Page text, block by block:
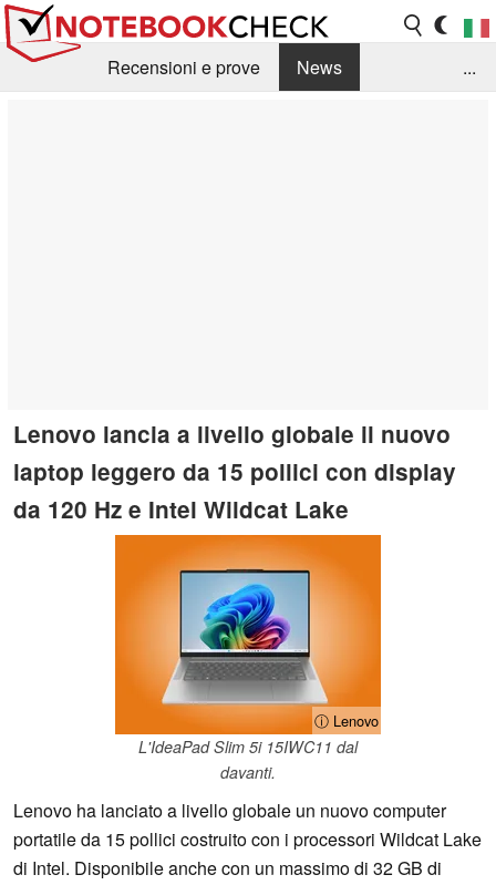
Recensioni e prove
News
...
Lenovo lancia a livello globale il nuovo
laptop leggero da 15 pollici con display
da 120 Hz e Intel Wildcat Lake
ⓘ Lenovo
L'IdeaPad Slim 5i 15IWC11 dal
davanti.
Lenovo ha lanciato a livello globale un nuovo computer
portatile da 15 pollici costruito con i processori Wildcat Lake
di Intel. Disponibile anche con un massimo di 32 GB di